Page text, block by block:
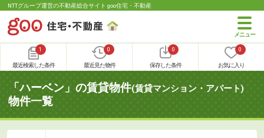
NTTグループ運営の不動産総合サイト goo住宅・不動産
1
最近検索した条件
0
最近見た物件
0
保存した条件
0
お気に入り
「ハーベン」の賃貸物件(賃貸マンション・アパート)
物件一覧